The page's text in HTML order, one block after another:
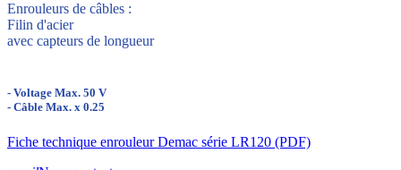
Enrouleurs de câbles :
Filin d'acier
avec capteurs de longueur
- Voltage Max. 50 V
- Câble Max. x 0.25
Fiche technique enrouleur Demac série LR120 (PDF)